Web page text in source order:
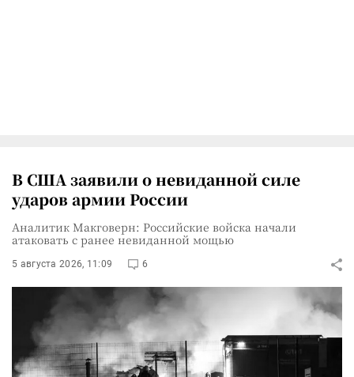
В США заявили о невиданной силе
ударов армии России
Аналитик Макговерн: Российские войска начали
атаковать с ранее невиданной мощью
5 августа 2026, 11:09 6